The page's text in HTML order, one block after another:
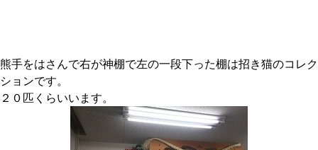
熊手をはさんで右が神棚で左の一段下った棚は招き猫のコレク
ションです。
２０匹くらいいます。